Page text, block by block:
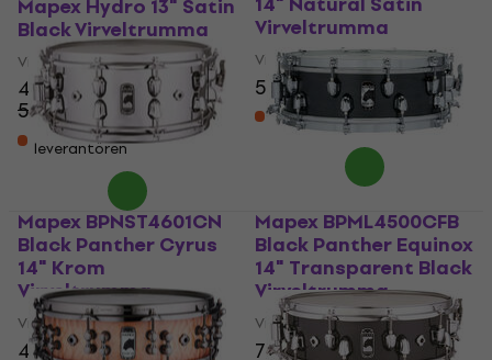
Mapex Hydro 13" Satin
Black Virveltrumma
Virveltrumma
4 877,56 kr
5 165,80 kr
- 6 %
Finns i lager hos
leverantören
Virveltrumma
Virveltrumma
5 499 kr
Finns i lager hos
leverantören
Mapex BPNST4601CN
Black Panther Cyrus
14" Krom
Virveltrumma
Virveltrumma
4 053,65 kr
Mapex BPML4500CFB
Black Panther Equinox
14" Transparent Black
Virveltrumma
Virveltrumma
7 269 kr